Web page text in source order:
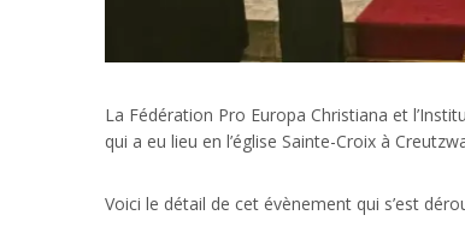
La Fédération Pro Europa Christiana et
qui a eu lieu en l’église Sainte-Croix à
Voici le détail de cet évènement qui s’est